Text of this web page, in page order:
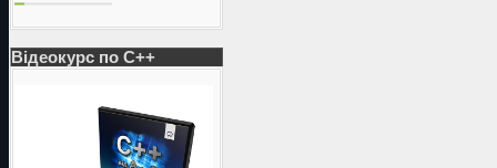
Відеокурс по С++